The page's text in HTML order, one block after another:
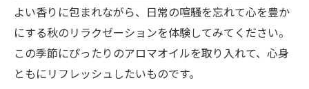
よい香りに包まれながら、日常の喧騒を忘れて心を豊か
にする秋のリラクゼーションを体験してみてください。
この季節にぴったりのアロマオイルを取り入れて、心身
ともにリフレッシュしたいものです。